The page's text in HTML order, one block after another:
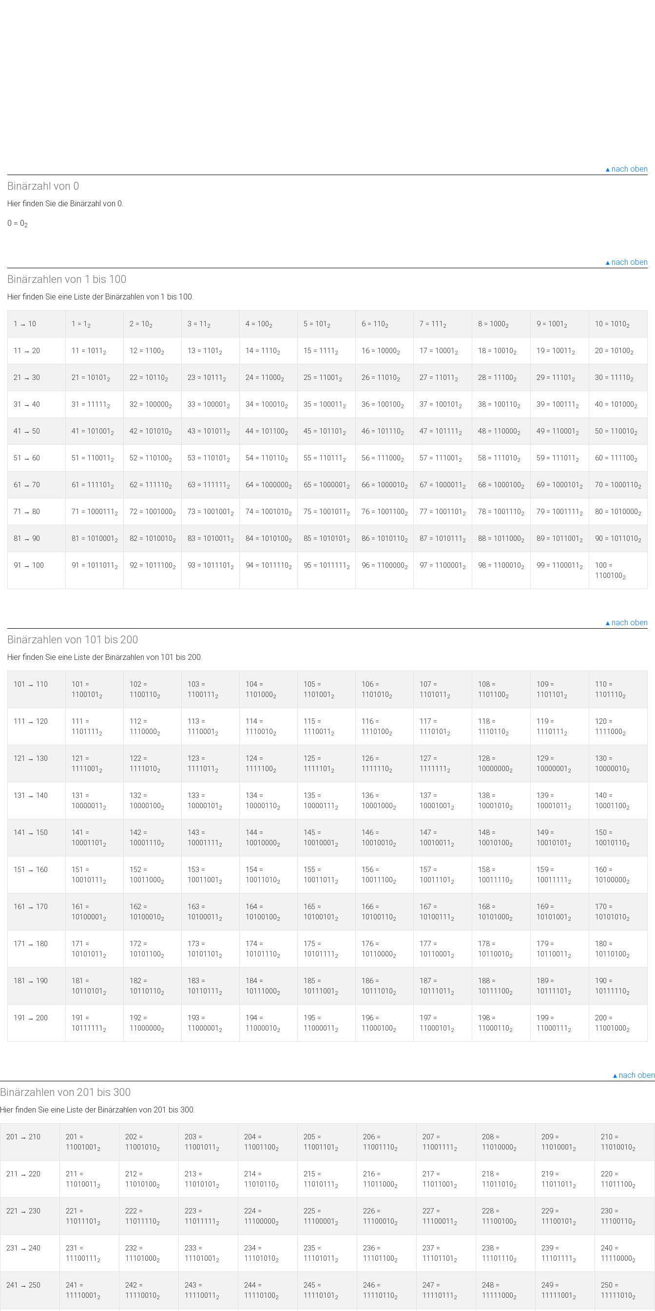
nach oben
Binärzahl von 0
Hier finden Sie die Binärzahl von 0.
0 = 02
nach oben
Binärzahlen von 1 bis 100
Hier finden Sie eine Liste der Binärzahlen von 1 bis 100.
1 → 10 1 = 1 2 2 = 102 3 = 11 2 4 = 1002 5 = 101 2 6 = 1102 7 = 111 2 8 = 10002 9 = 1001 2 10 = 10102
11 → 20 11 = 1011 2 12 = 11002 13 = 1101 2 14 = 11102 15 = 1111 2 16 = 100002 17 = 10001 2 18 = 100102 19 = 10011 2 20 = 101002
21 → 30 21 = 10101 2 22 = 101102 23 = 10111 2 24 = 110002 25 = 11001 2 26 = 110102 27 = 11011 2 28 = 111002 29 = 11101 2 30 = 111102
31 → 40 31 = 11111 2 32 = 1000002 33 = 100001 2 34 = 1000102 35 = 100011 2 36 = 1001002 37 = 100101 2 38 = 1001102 39 = 100111 2 40 = 1010002
41 → 50 41 = 101001 2 42 = 1010102 43 = 101011 2 44 = 1011002 45 = 101101 2 46 = 1011102 47 = 101111 2 48 = 1100002 49 = 110001 2 50 = 1100102
51 → 60 51 = 110011 2 52 = 1101002 53 = 110101 2 54 = 1101102 55 = 110111 2 56 = 1110002 57 = 111001 2 58 = 1110102 59 = 111011 2 60 = 1111002
61 → 70 61 = 111101 2 62 = 1111102 63 = 111111 2 64 = 10000002 65 = 1000001 2 66 = 10000102 67 = 1000011 2 68 = 10001002 69 = 1000101 2 70 = 10001102
71 → 80 71 = 1000111 2 72 = 10010002 73 = 1001001 2 74 = 10010102 75 = 1001011 2 76 = 10011002 77 = 1001101 2 78 = 10011102 79 = 1001111 2 80 = 10100002
81 → 90 81 = 1010001 2 82 = 10100102 83 = 1010011 2 84 = 10101002 85 = 1010101 2 86 = 10101102 87 = 1010111 2 88 = 10110002 89 = 1011001 2 90 = 10110102
91 → 100 91 = 1011011 2 92 = 10111002 93 = 1011101 2 94 = 10111102 95 = 1011111 2 96 = 11000002 97 = 1100001 2 98 = 11000102 99 = 1100011 2
100 =
11001002
nach oben
Binärzahlen von 101 bis 200
Hier finden Sie eine Liste der Binärzahlen von 101 bis 200.
101 → 110
101 =
1100101 2
102 =
11001102
103 =
1100111 2
104 =
11010002
105 =
1101001 2
106 =
11010102
107 =
1101011 2
108 =
11011002
109 =
1101101 2
110 =
11011102
111 → 120
111 =
1101111 2
112 =
11100002
113 =
1110001 2
114 =
11100102
115 =
1110011 2
116 =
11101002
117 =
1110101 2
118 =
11101102
119 =
1110111 2
120 =
11110002
121 → 130
121 =
1111001 2
122 =
11110102
123 =
1111011 2
124 =
11111002
125 =
1111101 2
126 =
11111102
127 =
1111111 2
128 =
100000002
129 =
10000001 2
130 =
100000102
131 → 140
131 =
10000011 2
132 =
100001002
133 =
10000101 2
134 =
100001102
135 =
10000111 2
136 =
100010002
137 =
10001001 2
138 =
100010102
139 =
10001011 2
140 =
100011002
141 → 150
141 =
10001101 2
142 =
100011102
143 =
10001111 2
144 =
100100002
145 =
10010001 2
146 =
100100102
147 =
10010011 2
148 =
100101002
149 =
10010101 2
150 =
100101102
151 → 160
151 =
10010111 2
152 =
100110002
153 =
10011001 2
154 =
100110102
155 =
10011011 2
156 =
100111002
157 =
10011101 2
158 =
100111102
159 =
10011111 2
160 =
101000002
161 → 170
161 =
10100001 2
162 =
101000102
163 =
10100011 2
164 =
101001002
165 =
10100101 2
166 =
101001102
167 =
10100111 2
168 =
101010002
169 =
10101001 2
170 =
101010102
171 → 180
171 =
10101011 2
172 =
101011002
173 =
10101101 2
174 =
101011102
175 =
10101111 2
176 =
101100002
177 =
10110001 2
178 =
101100102
179 =
10110011 2
180 =
101101002
181 → 190
181 =
10110101 2
182 =
101101102
183 =
10110111 2
184 =
101110002
185 =
10111001 2
186 =
101110102
187 =
10111011 2
188 =
101111002
189 =
10111101 2
190 =
101111102
191 → 200
191 =
10111111 2
192 =
110000002
193 =
11000001 2
194 =
110000102
195 =
11000011 2
196 =
110001002
197 =
11000101 2
198 =
110001102
199 =
11000111 2
200 =
110010002
nach oben
Binärzahlen von 201 bis 300
Hier finden Sie eine Liste der Binärzahlen von 201 bis 300.
201 → 210
201 =
11001001 2
202 =
110010102
203 =
11001011 2
204 =
110011002
205 =
11001101 2
206 =
110011102
207 =
11001111 2
208 =
110100002
209 =
11010001 2
210 =
110100102
211 → 220
211 =
11010011 2
212 =
110101002
213 =
11010101 2
214 =
110101102
215 =
11010111 2
216 =
110110002
217 =
11011001 2
218 =
110110102
219 =
11011011 2
220 =
110111002
221 → 230
221 =
11011101 2
222 =
110111102
223 =
11011111 2
224 =
111000002
225 =
11100001 2
226 =
111000102
227 =
11100011 2
228 =
111001002
229 =
11100101 2
230 =
111001102
231 → 240
231 =
11100111 2
232 =
111010002
233 =
11101001 2
234 =
111010102
235 =
11101011 2
236 =
111011002
237 =
11101101 2
238 =
111011102
239 =
11101111 2
240 =
111100002
241 → 250
241 =
11110001 2
242 =
111100102
243 =
11110011 2
244 =
111101002
245 =
11110101 2
246 =
111101102
247 =
11110111 2
248 =
111110002
249 =
11111001 2
250 =
111110102